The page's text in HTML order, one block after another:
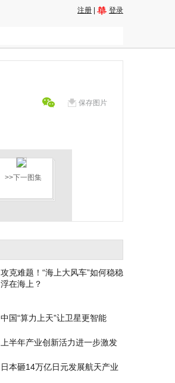
注册 登录
保存图片
>>下一图集
攻克难题！“海上大风车”如何稳稳
浮在海上？
中国“算力上天”让卫星更智能
上半年产业创新活力进一步激发
日本砸14万亿日元发展航天产业